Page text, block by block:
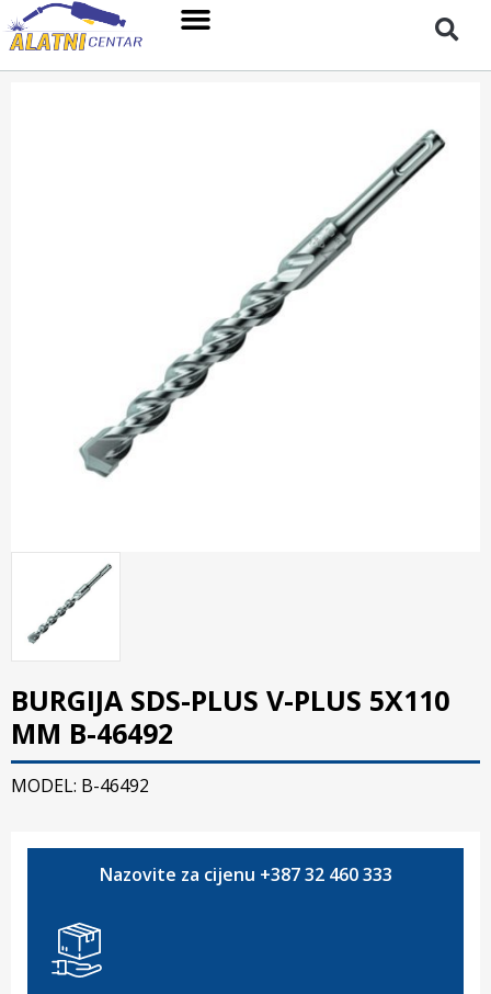
BURGIJA SDS-PLUS V-PLUS 5X110
MM B-46492
MODEL: B-46492
Nazovite za cijenu +387 32 460 333